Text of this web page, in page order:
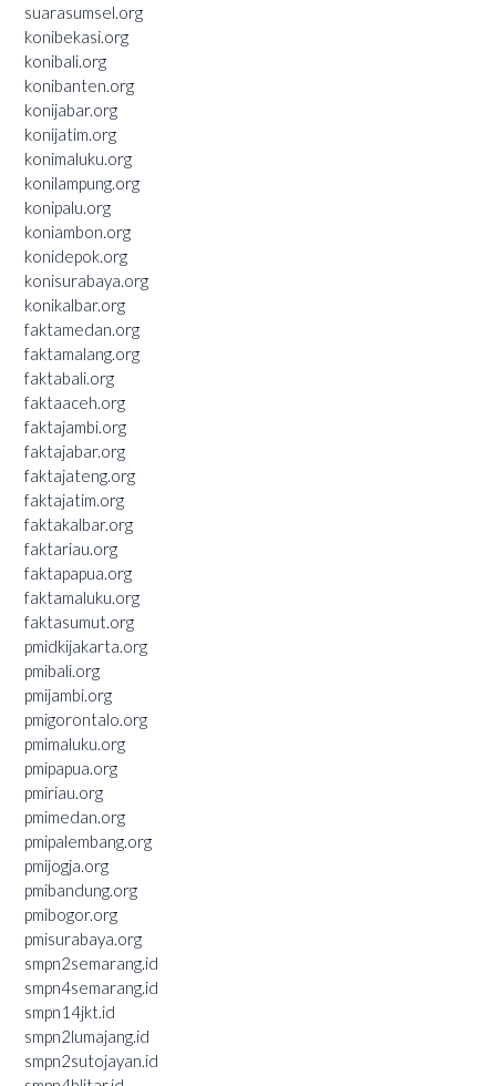
suarasumsel.org
konibekasi.org
konibali.org
konibanten.org
konijabar.org
konijatim.org
konimaluku.org
konilampung.org
konipalu.org
koniambon.org
konidepok.org
konisurabaya.org
konikalbar.org
faktamedan.org
faktamalang.org
faktabali.org
faktaaceh.org
faktajambi.org
faktajabar.org
faktajateng.org
faktajatim.org
faktakalbar.org
faktariau.org
faktapapua.org
faktamaluku.org
faktasumut.org
pmidkijakarta.org
pmibali.org
pmijambi.org
pmigorontalo.org
pmimaluku.org
pmipapua.org
pmiriau.org
pmimedan.org
pmipalembang.org
pmijogja.org
pmibandung.org
pmibogor.org
pmisurabaya.org
smpn2semarang.id
smpn4semarang.id
smpn14jkt.id
smpn2lumajang.id
smpn2sutojayan.id